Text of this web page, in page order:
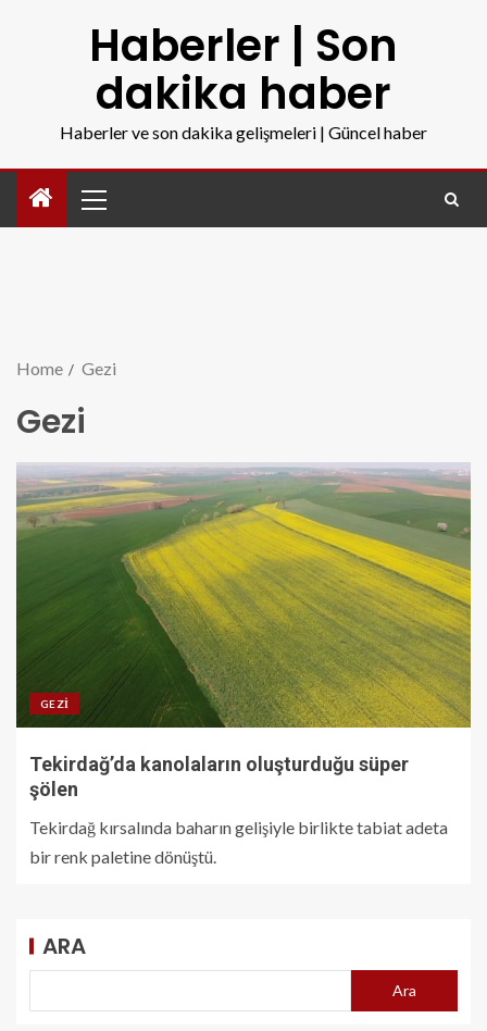
Haberler | Son
dakika haber
Haberler ve son dakika gelişmeleri | Güncel haber
Home Gezi
Gezi
GEZI
Tekirdağ’da kanolaların oluşturduğu süper
şölen
Tekirdağ kırsalında baharın gelişiyle birlikte tabiat adeta
bir renk paletine dönüştü.
ARA
Ara